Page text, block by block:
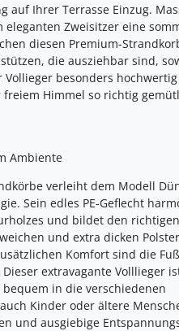
Ihrer Terrasse Einzug.
eleganten Zweisitzer eine
diesen Premium-
die ausziehbar sind,
besonders
Himmel so richtig
Ambiente
verleiht dem Modell
Sein edles PE-Geflecht
und bildet den
und extra dicken
Komfort sind die
extravagante Volllieger
in die verschiedenen
Kinder oder ältere
und ausgiebige